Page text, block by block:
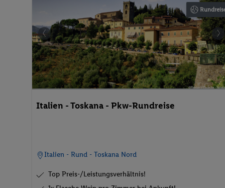
Italien - Toskana - Pkw-Rundreise
Italien - Rund - Toskana Nord
Top Preis-/Leistungsverhältnis!